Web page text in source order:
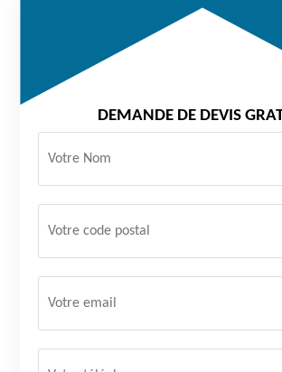
DEMANDE DE DEVIS